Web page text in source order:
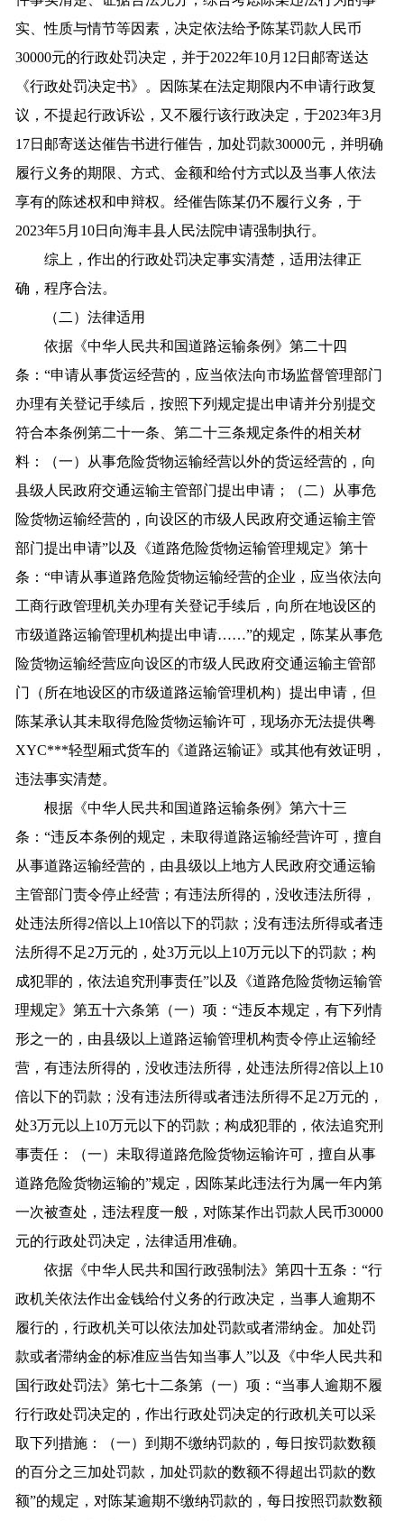
实、性质与情节等因素，决定依法给予陈某罚款人民币
30000元的行政处罚决定，并于2022年10月12日邮寄送达
《行政处罚决定书》。因陈某在法定期限内不申请行政复
议，不提起行政诉讼，又不履行该行政决定，于2023年3月
17日邮寄送达催告书进行催告，加处罚款30000元，并明确
履行义务的期限、方式、金额和给付方式以及当事人依法
享有的陈述权和申辩权。经催告陈某仍不履行义务，于
2023年5月10日向海丰县人民法院申请强制执行。
综上，作出的行政处罚决定事实清楚，适用法律正
确，程序合法。
（二）法律适用
依据《中华人民共和国道路运输条例》第二十四
条：“申请从事货运经营的，应当依法向市场监督管理部门
办理有关登记手续后，按照下列规定提出申请并分别提交
符合本条例第二十一条、第二十三条规定条件的相关材
料：（一）从事危险货物运输经营以外的货运经营的，向
县级人民政府交通运输主管部门提出申请；（二）从事危
险货物运输经营的，向设区的市级人民政府交通运输主管
部门提出申请”以及《道路危险货物运输管理规定》第十
条：“申请从事道路危险货物运输经营的企业，应当依法向
工商行政管理机关办理有关登记手续后，向所在地设区的
市级道路运输管理机构提出申请……”的规定，陈某从事危
险货物运输经营应向设区的市级人民政府交通运输主管部
门（所在地设区的市级道路运输管理机构）提出申请，但
陈某承认其未取得危险货物运输许可，现场亦无法提供粤
XYC***轻型厢式货车的《道路运输证》或其他有效证明，
违法事实清楚。
根据《中华人民共和国道路运输条例》第六十三
条：“违反本条例的规定，未取得道路运输经营许可，擅自
从事道路运输经营的，由县级以上地方人民政府交通运输
主管部门责令停止经营；有违法所得的，没收违法所得，
处违法所得2倍以上10倍以下的罚款；没有违法所得或者违
法所得不足2万元的，处3万元以上10万元以下的罚款；构
成犯罪的，依法追究刑事责任”以及《道路危险货物运输管
理规定》第五十六条第（一）项：“违反本规定，有下列情
形之一的，由县级以上道路运输管理机构责令停止运输经
营，有违法所得的，没收违法所得，处违法所得2倍以上10
倍以下的罚款；没有违法所得或者违法所得不足2万元的，
处3万元以上10万元以下的罚款；构成犯罪的，依法追究刑
事责任：（一）未取得道路危险货物运输许可，擅自从事
道路危险货物运输的”规定，因陈某此违法行为属一年内第
一次被查处，违法程度一般，对陈某作出罚款人民币30000
元的行政处罚决定，法律适用准确。
依据《中华人民共和国行政强制法》第四十五条：“行
政机关依法作出金钱给付义务的行政决定，当事人逾期不
履行的，行政机关可以依法加处罚款或者滞纳金。加处罚
款或者滞纳金的标准应当告知当事人”以及《中华人民共和
国行政处罚法》第七十二条第（一）项：“当事人逾期不履
行行政处罚决定的，作出行政处罚决定的行政机关可以采
取下列措施：（一）到期不缴纳罚款的，每日按罚款数额
的百分之三加处罚款，加处罚款的数额不得超出罚款的数
额”的规定，对陈某逾期不缴纳罚款的，每日按照罚款数额